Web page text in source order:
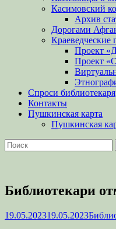
Касимовский
Архив
Дорогами
Краеведческие
Проект
Проект
Спроси библиотекаря
Контакты
Пушкинская карта
Пушкинская
Поиск
Найти:
Библиотекари
Опубликовано
19.05.202319.05.2023Автор